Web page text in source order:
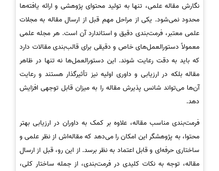
نگارش مقاله علمی، تنها به تولید محتوای پژوهشی و ارائه یافته‌ها
محدود نمی‌شود. یکی از مراحل مهم قبل از ارسال مقاله به مجلات
علمی معتبر، فرمت‌بندی دقیق و استاندارد آن است. هر مجله علمی
معمولاً دستورالعمل‌های خاص و دقیقی برای قالب‌بندی مقالات دارد
که باید به دقت رعایت شوند. این دستورالعمل‌ها نه تنها در ظاهر
مقاله بلکه در ارزیابی و داوری اولیه نیز تأثیرگذار هستند و رعایت
آن‌ها می‌تواند شانس پذیرش مقاله را به میزان قابل توجهی افزایش
دهد.
فرمت‌بندی مناسب مقاله، علاوه بر کمک به داوران در ارزیابی بهتر
محتوا، به پژوهشگر این امکان را می‌دهد که مقاله‌اش از نظر علمی و
ساختاری حرفه‌ای و قابل اعتماد به نظر برسد. از این رو، قبل از ارسال
مقاله، توجه به نکات کلیدی در فرمت‌بندی، از جمله ساختار کلی،